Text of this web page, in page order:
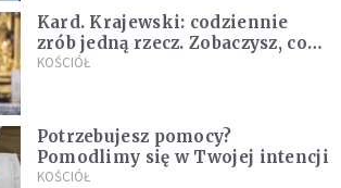
Kard. Krajewski: codziennie
zrób jedną rzecz. Zobaczysz, co
stanie się z twoim życiem
KOŚCIÓŁ
Potrzebujesz pomocy?
Pomodlimy się w Twojej intencji
KOŚCIÓŁ